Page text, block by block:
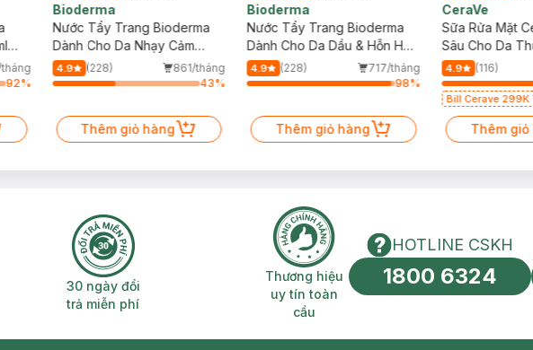
92%
Bioderma
Nước Tẩy Trang Bioderma
Dành Cho Da Nhạy Cảm
500ml
4.9 (228)
861/tháng
43%
Thêm giỏ hàng
Bioderma
Nước Tẩy Trang Bioderma
Dành Cho Da Dầu & Hỗn Hợp
500ml
4.9 (228)
717/tháng
98%
Thêm giỏ hàng
CeraVe
Sữa Rửa Mặt
Sâu Cho Da
Dầu 473ml
4.9 (116)
Bill Cerave 299K
Mặt Cerave
Thêm giỏ
phí 2H 30 ngày đổi trả miễn phí
30 ngày đổi
trả miễn phí
Thương hiệu uy tín toàn cầu
Thương hiệu
uy tín toàn
cầu
HOTLINE
HOTLINE CSKH
1800 6324